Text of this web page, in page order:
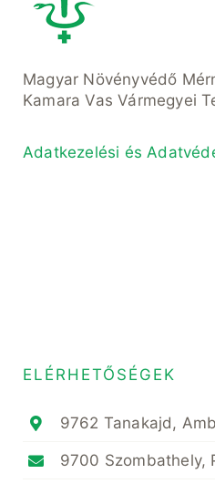
Magyar Növényvédő
Kamara Vas Vármegyei
Adatkezelési és
ELÉRHETŐSÉGEK
9762 Tanakajd,
9700 Szombathely,